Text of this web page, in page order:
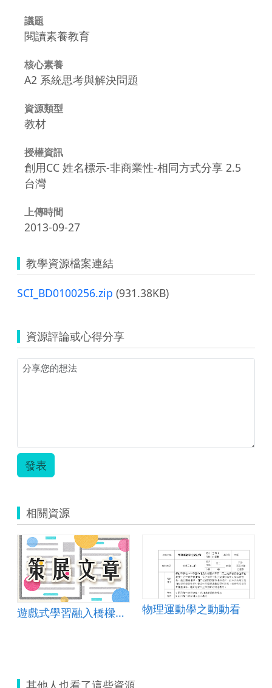
議題
閱讀素養教育
核心素養
A2 系統思考與解決問題
資源類型
教材
授權資訊
創用CC 姓名標示-非商業性-相同方式分享 2.5
台灣
上傳時間
2013-09-27
教學資源檔案連結
SCI_BD0100256.zip (931.38KB)
資源評論或心得分享
發表
相關資源
遊戲式學習融入橋樑結構教學之應用 物理運動學之動動看